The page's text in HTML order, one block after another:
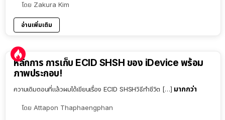
โดย Zakura Kim
อ่านเพิ่มเติม
หลักการ การเก็บ ECID SHSH ของ iDevice พร้อม
ภาพประกอบ!
ความเดิมตอนที่แล้วผมได้เขียนเรื่อง ECID SHSHวิธีทำชีวิต […] มากกว่า
โดย Attapon Thaphaengphan